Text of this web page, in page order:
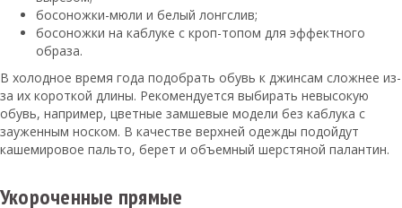
босоножки-мюли и белый лонгслив;
босоножки на каблуке с кроп-топом для эффектного
образа.
В холодное время года подобрать обувь к джинсам сложнее из-
за их короткой длины. Рекомендуется выбирать невысокую
обувь, например, цветные замшевые модели без каблука с
зауженным носком. В качестве верхней одежды подойдут
кашемировое пальто, берет и объемный шерстяной палантин.
Укороченные прямые